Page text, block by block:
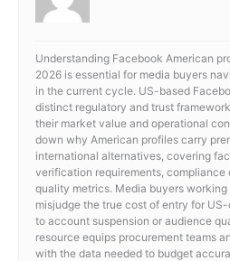
Understanding Facebook American
2026 is essential for media buyers
in the current cycle. US-based
distinct regulatory and trust
their market value and operational
down why American profiles carry
international alternatives, covering
verification requirements, compliance
quality metrics. Media buyers
misjudge the true cost of entry for
to account suspension or audience
resource equips procurement teams
with the data needed to budget